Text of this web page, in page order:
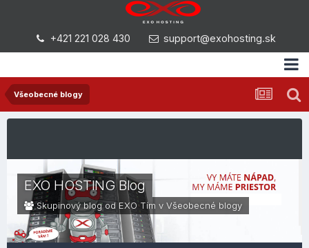
+421 221 028 430 support@exohosting.sk
Všeobecné blogy
EXO HOSTING Blog
Skupinový blog od EXO Tím v Všeobecné blogy